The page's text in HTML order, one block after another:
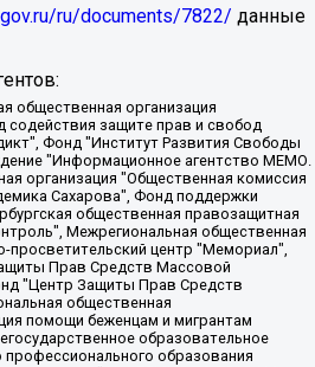
ru/documents/7822/ данные
Викторович, Пискунов Сергей Евгеньевич, Смирнов Сергей Сергеевич, Тихонов Михаил Сергеевич, Общество с ограниченной ответственностью "ЖУРНАЛИСТ-ИНОСТРАННЫЙ АГЕНТ", Арапова Галина Юрьевна, Вольтская Татьяна Анатольевна, Американская компания "Mason G.E.S. Anonymous Foundation" (США), являющаяся владельцем интернет-издания https://mnews.world/, Компания "Stichting Bellingcat", зарегистрированная в Нидерландах (дата регистрации 11.07.2018), Захаров Андрей Вячеславович, Клепиковская Екатерина Дмитриевна, Общество с ограниченной ответственностью "МЕМО", Перл Роман Александрович, Симонов Евгений Алексеевич, Соловьева Елена Анатольевна, Сотников Даниил Владимирович, Сурначева Елизавета Дмитриевна, Автономная некоммерческая организация по защите прав человека и информированию населения "Якутия – Наше Мнение", Общество с ограниченной ответственностью "Москоу диджитал медиа", с 26.01.2023 Общество с ограниченной ответственностью "Чайка Белые сады", Ветошкина Валерия Валерьевна, Заговора Максим Александрович, Межрегиональное общественное движение "Российская ЛГБТ - сеть", Оленичев Максим Владимирович, Павлов Иван Юрьевич, Скворцова Елена Сергеевна, Общество с ограниченной ответственностью "Как бы инагент", Кочетков Игорь Викторович, Общество с ограниченной ответственностью "Честные выборы", Еланчик Олег Александрович, Общество с ограниченной ответственностью "Нобелевский призыв", Гималова Регина Эмилевна, Григорьев Андрей Валерьевич, Григорьева Алина Александровна, Ассоциация по содействию защите прав призывников, альтернативнослужащих и военнослужащих "Правозащитная группа "Гражданин.Армия.Право", Хисамова Регина Фаритовна, Автономная некоммерческая организация по реализации социально-правовых программ "Лилит", Дальневосточное общественное движение "Маяк", Санкт-Петербургская ЛГБТ-инициативная группа "Выход", Инициативная группа ЛГБТ+ "Реверс", Алексеев Андрей Викторович, Бекбулатова Таисия Львовна, Беляев Иван Михайлович, Владыкина Елена Сергеевна, Гельман Марат Александрович, Никульшина Вероника Юрьевна, Толоконникова Надежда Андреевна, Шендерович Виктор Анатольевич, Общество с ограниченной ответственностью "Данное сообщение", Общество с ограниченной ответственностью Издательский дом "Новая глава", Айнбиндер Александра Александровна, Московский комьюнити-центр для ЛГБТ+инициатив, Благотворительный фонд развития филантропии, Deutsche Welle (Германия, Kurt-Schumacher-Strasse 3, 53113 Bonn), Борзунова Мария Михайловна, Воробьев Виктор Викторович, Голубева Анна Львовна, Константинова Алла Михайловна, Малкова Ирина Владимировна, Мурадов Мурад Абдулгалимович, Осетинская Елизавета Николаевна, Понасенков Евгений Николаевич, Ганапольский Матвей Юрьевич, Киселев Евгений Алексеевич, Борухович Ирина Григорьевна, Дремин Иван Тимофеевич, Дубровский Дмитрий Викторович, Красноярская региональная общественная организация поддержки и развития альтернативных образовательных технологий и межкультурных коммуникаций "ИНТЕРРА", Маяковская Екатерина Алексеевна, Фейгин Марк Захарович, Филимонов Андрей Викторович, Дзугкоева Регина Николаевна, Доброхотов Роман Александрович, Дудь Юрий Александрович, Елкин Сергей Владимирович, Кругликов Кирилл Игоревич, Сабунаева Мария Леонидовна, Семенов Алексей Владимирович, Шаинян Карен Багратович, Шульман Екатерина Михайловна, Асафьев Артур Валерьевич, Вахштайн Виктор Семенович, Венедиктов Алексей Алексеевич, Лушникова Екатерина Евгеньевна, Волков Леонид Михайлович, Невзоров Александр Глебович, Пархоменко Сергей Борисович, Сироткин Ярослав Николаевич, Кара-Мурза Владимир Владимирович, Баранова Наталья Владимировна, Гозман Леонид Яковлевич, Кагарлицкий Борис Юльевич, Климарев Михаил Валерьевич, Милов Владимир Станиславович, Автономная некоммерческая организация Краснодарский центр современного искусства "Типография", Моргенштерн Алишер Тагирович, Соболь Любовь Эдуардовна, Общество с ограниченной ответственностью "ЛИЗА НОРМ", Каспаров Гарри Кимович, Ходорковский Михаил Борисович, Общество с ограниченной ответственностью "Апрельские тезисы", Данилович Ирина Брониславовна, Кашин Олег Владимирович, Петров Николай Владимирович, Пивоваров Алексей Владимирович, Соколов Михаил Владимирович, Цветкова Юлия Владимировна, Чичваркин Евгений Александрович, Комитет против пыток/Команда против пыток, Общество с ограниченной ответственностью "Первый научный", Общество с ограниченной ответственностью "Вертолет и ко", Белоцерковская Вероника Борисовна, Кац Максим Евгеньевич, Лазарева Татьяна Юрьевна, Шаведдинов Руслан Табризович, Яшин Илья Валерьевич, Общество с ограниченной ответственностью "Иноагент ААВ", Алешковский Дмитрий Петрович, Альбац Евгения Марковна, Быков Дмитрий Львович, Галямина Юлия Евгеньевна, Лойко Сергей Леонидович, Мартынов Кирилл Константинович, Медведев Сергей Александрович, Крашенинников Федор Геннадиевич, Гордеева Катерина Вл